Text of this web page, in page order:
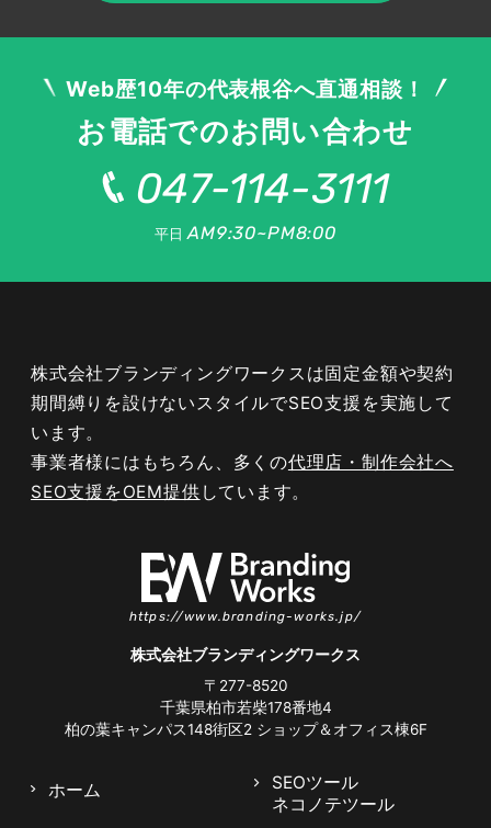
Googleニュースに掲載されるには、Googleが定
必要があります。透明性のある発行元情報の明
示、誤解を招く表現や危険なコンテンツの排除、
ポリシーに違反すると掲載対象から外れることも
重要です。信頼できる媒体であることを示し続け
る姿勢が前提となります。
ニュース専用サイトマップ（News
Sitemap）の設置
ニュースサイトでは、通常のサイトマップに加え
てニュース専用サイトマップを設置することで、
公開した記事を素早くクロールしてもらいやすく
時間以内に公開した記事を含めるのが基本で、公
開日時やタイトルといった情報を正確に記述しま
Web歴10年の代表根谷へ直通相談！
お電話でのお問い合わせ
047-114-3111
平日AM9:30~PM8:00
株式会社ブランディングワークスは固定金額や契約
期間縛りを設けないスタイルでSEO支援を実施して
います。
事業者様にはもちろん、多くの代理店・制作会社へ
SEO支援をOEM提供 しています。
https://www.branding-works.jp/
株式会社ブランディングワークス
〒277-8520
千葉県柏市若柴178番地4
柏の葉キャンパス148街区2 ショップ＆オフィス棟6F
ホーム
SEOツール
ネコノテツール